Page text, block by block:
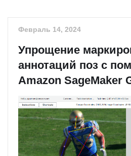
Февраль 14, 2024
Упрощение
аннотаций поз с
Amazon SageMaker